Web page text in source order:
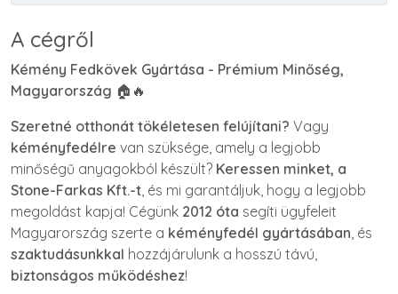
A cégről
Kémény Fedkövek Gyártása - Prémium Minőség,
Magyarország 🏠🔥
Szeretné otthonát tökéletesen felújítani? Vagy
kéményfedélre van szüksége, amely a legjobb
minőségű anyagokból készült? Keressen minket, a
Stone-Farkas Kft.-t , és mi garantáljuk, hogy a legjobb
megoldást kapja! Cégünk 2012 óta segíti ügyfeleit
Magyarország szerte a kéményfedél gyártásában , és
szaktudásunkkal hozzájárulunk a hosszú távú,
biztonságos működéshez!